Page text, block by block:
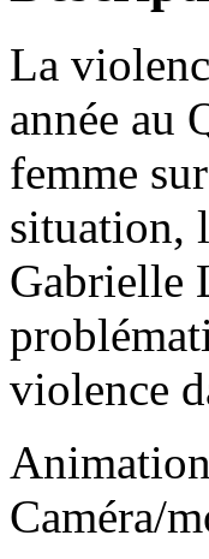
La
année au
femme
situation,
Gabrielle
violence
Caméra/